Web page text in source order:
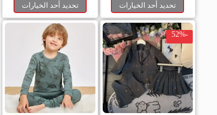
تحديد أحد الخيارات
تحديد أحد الخيارات
-52%